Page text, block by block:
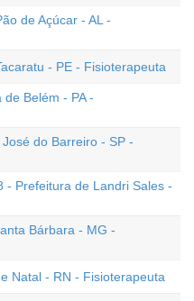
de Açúcar - AL -
- PE - Fisioterapeuta
Belém - PA -
do Barreiro - SP -
- Prefeitura de Landri Sales -
Bárbara - MG -
Natal - RN - Fisioterapeuta